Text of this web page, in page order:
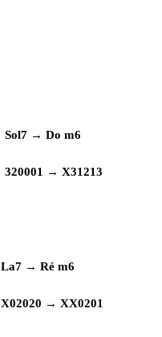
Sol7 → Do m6
320001 → X31213
La7 → Ré m6
X02020 → XX0201